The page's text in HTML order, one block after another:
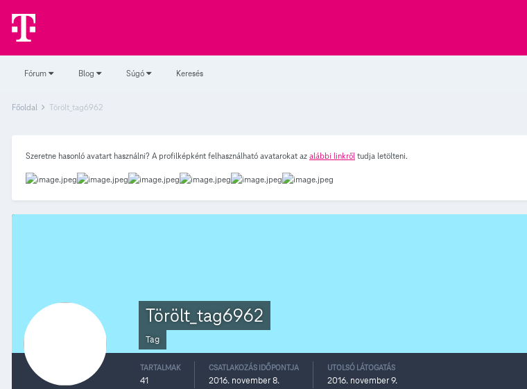
Fórum Blog Súgó Keresés
Főoldal Törölt_tag6962
Szeretne hasonló avatart használni? A profilképként felhasználható avatarokat az alábbi linkről tudja letölteni.
Törölt_tag6962
Tag
TARTALMAK
41
CSATLAKOZÁS IDŐPONTJA
2016. november 8.
UTOLSÓ LÁTOGATÁS
2016. november 9.